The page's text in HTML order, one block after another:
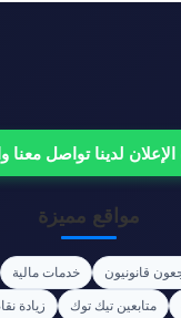
لدينا تواصل معنا
مواقع مميزة
قانونيون خدمات مالية
متابعين تيك توك
زيادة